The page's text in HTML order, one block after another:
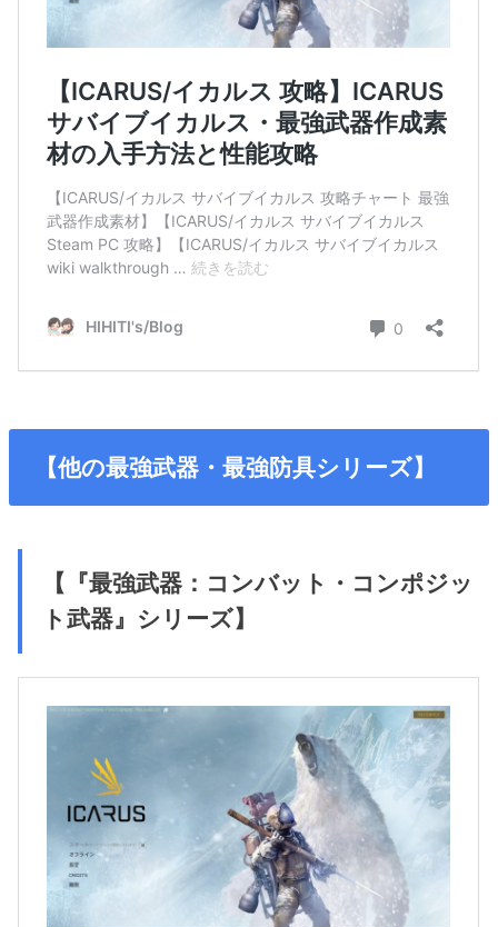
【他の最強武器・最強防具シリーズ】
【『最強武器：コンバット・コンポジッ
ト武器』シリーズ】